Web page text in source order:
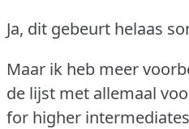
Ja, dit gebeurt helaas
Maar ik heb meer
de lijst met allemaal
for higher